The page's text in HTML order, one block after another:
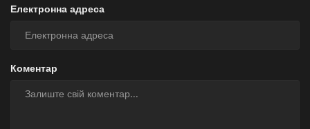
Електронна адреса
Коментар